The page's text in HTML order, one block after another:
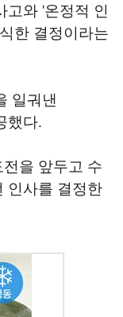
고와 '온정적 인
한 결정이라는
일궈낸
했다.
을 앞두고 수
인사를 결정한